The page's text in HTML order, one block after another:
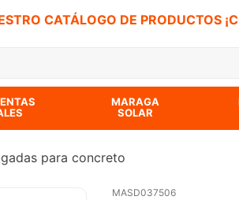
CATÁLOGO DE PRODUCTOS
MARAGA
SOLAR
para concreto
MASD037506